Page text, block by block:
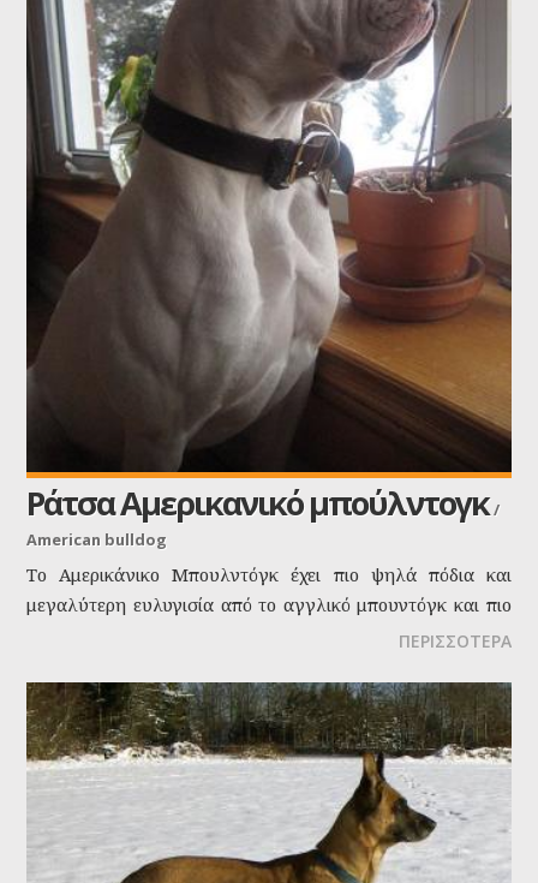
Ράτσα Αμερικανικό μπούλντογκ /
American bulldog
Το Αμερικάνικο Μπουλντόγκ έχει πιο ψηλά πόδια και
μεγαλύτερη ευλυγισία από το αγγλικό μπουντόγκ και πιο
μεγάλη ταχύτητα. Με ευρύ στέρνο και απεριόριστη
γράψει ιστορία στην αμερικανική γη. Ένας πραγματικός
πρωταθλητής σε δύναμη, ευλυγισία, εξυπνάδα.
ΠΕΡΙΣΣΟΤΕΡΑ